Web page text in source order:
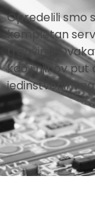
Opredelili smo
kompletan
trgovinu.
kao i njihov put
jedinstvenim